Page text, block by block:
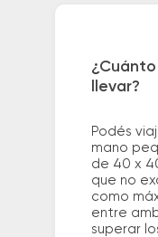
llevar?
Podés
mano
de 40 x
que no
como
entre
superar